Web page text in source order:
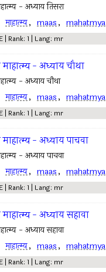
- अध्याय तिसरा
माहात्म्य, maas, mahatmya
| Rank: 1 | Lang: mr
- अध्याय चौथा
- अध्याय चौथा
माहात्म्य, maas, mahatmya
| Rank: 1 | Lang: mr
- अध्याय पाचवा
- अध्याय पाचवा
माहात्म्य, maas, mahatmya
| Rank: 1 | Lang: mr
- अध्याय सहावा
- अध्याय सहावा
माहात्म्य, maas, mahatmya
| Rank: 1 | Lang: mr